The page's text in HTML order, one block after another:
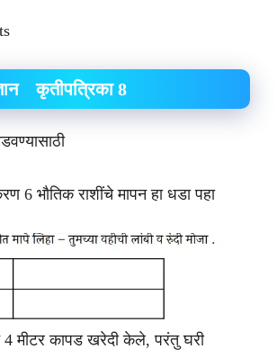
कृतीपत्रिका 8
6 भौतिक राशींचे मापन हा धडा पहा
4 मीटर कापड खरेदी केले, परंतु घरी